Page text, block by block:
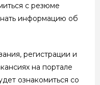
с резюме
информацию об
регистрации и
на портале
ознакомиться со